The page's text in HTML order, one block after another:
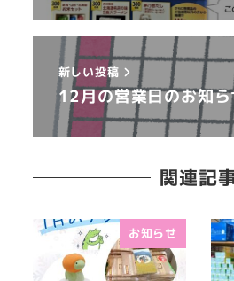
新しい投稿
12月の営業日のお知
関連記
お知らせ